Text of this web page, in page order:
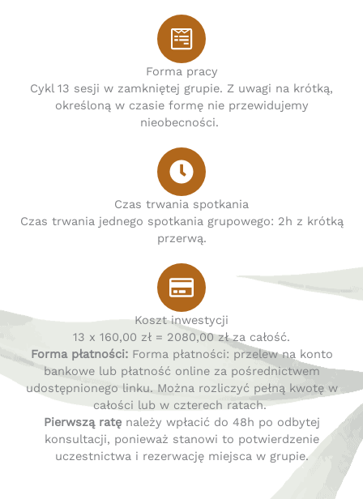
Forma pracy
Cykl 13 sesji w zamkniętej grupie. Z uwagi na krótką,
określoną w czasie formę nie przewidujemy
nieobecności.
Czas trwania spotkania
Czas trwania jednego spotkania grupowego: 2h z krótką
przerwą.
Koszt inwestycji
13 x 160,00 zł = 2080,00 zł za całość.
Forma płatności:Forma płatności: przelew na konto
bankowe lub płatność online za pośrednictwem
udostępnionego linku. Można rozliczyć pełną kwotę w
całości lub w czterech ratach.
Pierwszą ratęnależy wpłacić do 48h po odbytej
konsultacji, ponieważ stanowi to potwierdzenie
uczestnictwa i rezerwację miejsca w grupie.